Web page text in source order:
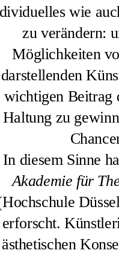
wie
zu verändern:
Möglichkeiten
darstellenden
wichtigen Beitrag
Haltung zu
In diesem Sinne
Akademie für
erforscht.
ästhetischen